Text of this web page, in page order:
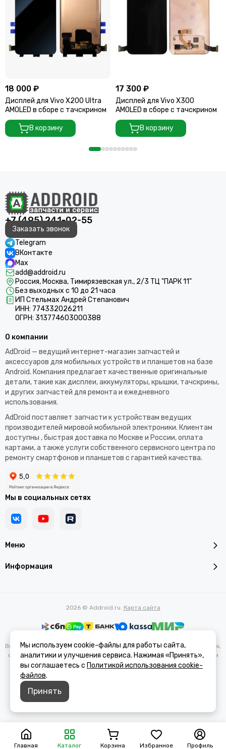
18 000 ₽
Дисплей для Vivo X200 Ultra
AMOLED в сборе с тачскрином
В корзину
17 300 ₽
Дисплей для Vivo X300
AMOLED в сборе с тачскрином
В корзину
+7 (495) 241-02-55
Заказать звонок
Telegram
ВКонтакте
Max
add@addroid.ru
Россия, Москва, Тимирязевская ул., 2/3 ТЦ "ПАРК 11"
Без выходных с 10 до 21 часа
ИП Стельмах Андрей Степанович
ИНН: 774332026211
ОГРН: 313774603000388
Меню
Информация
О компании
AdDroid — ведущий интернет-магазин запчастей и
аксессуаров для мобильных устройств и планшетов на базе
Android. Компания предлагает качественные оригинальные
детали, такие как дисплеи, аккумуляторы, крышки, тачскрины,
и других запчастей для ремонта и ежедневного
использования.​
AdDroid поставляет запчасти к устройствам ведущих
производителей мировой мобильной электроники. Клиентам
доступны , быстрая доставка по Москве и России, оплата
картами, а также услуги собственного сервисного центра по
ремонту смартфонов и планшетов с гарантией качества.
Мы в социальных сетях
2026 © Addroid.ru. Карта сайта
Вся представленная на сайте информация, касающаяся характеристик,
стоимости товаров и услуг, носит информационный характер и ни при
каких условиях не является публичной офертой, определяемой
положениями Статьи 437(2) Гражданского кодекса РФ.
Главная Каталог Корзина Избранное Профиль
Мы используем cookie-файлы для работы сайта,
аналитики и улучшения сервиса. Нажимая «Принять»,
вы соглашаетесь с Политикой использования cookie-
файлов.
Принять